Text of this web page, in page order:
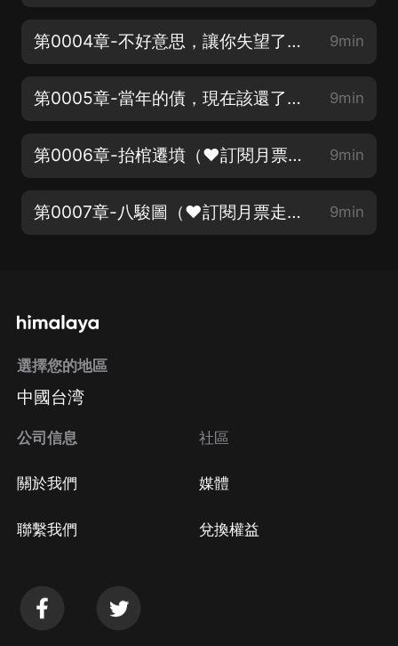
第0004章-不好意思，讓你失望了（❤訂閱月票走一走，帥哥美女全富有❤） 9min
第0005章-當年的債，現在該還了！（❤訂閱月票走一走，帥哥美女全富有❤） 9min
第0006章-抬棺遷墳（❤訂閱月票走一走，帥哥美女全富有❤） 9min
第0007章-八駿圖（❤訂閱月票走一走，帥哥美女全富有❤） 9min
選擇您的地區
中國台湾
公司信息
關於我們
聯繫我們
社區
媒體
兌換權益